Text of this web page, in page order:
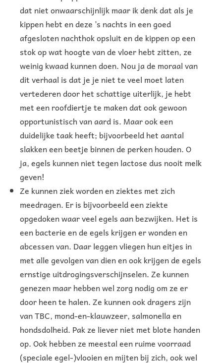
dat niet onwaarschijnlijk maar ik denk dat als je
kippen hebt en deze ’s nachts in een goed
afgesloten nachthok opsluit en de kippen op een
stok op wat hoogte van de vloer hebt zitten, ze
weinig kwaad kunnen doen. Nou ja de moraal van
dit verhaal is dat je je niet te veel moet laten
vertederen door het schattige uiterlijk, je hebt
met een roofdiertje te maken dat ook gewoon
opportunistisch van aard is. Maar ook een
duidelijke taak heeft; bijvoorbeeld het aantal
slakken een beetje binnen de perken houden. O
ja, egels kunnen niet tegen lactose dus nooit melk
geven!
Ze kunnen ziek worden en ziektes met zich
meedragen. Er is bijvoorbeeld een ziekte
opgedoken waar veel egels aan bezwijken. Het is
een bacterie en de egels krijgen er wonden en
abcessen van. Daar leggen vliegen hun eitjes in
met alle gevolgen van dien en ook krijgen de egels
ernstige uitdrogingsverschijnselen. Ze kunnen
genezen maar hebben wel zorg nodig om ze er
door heen te halen. Ze kunnen ook dragers zijn
van TBC, mond-en-klauwzeer, salmonella en
hondsdolheid. Pak ze liever niet met blote handen
op. Ook hebben ze meestal een ruime voorraad
(speciale egel-)vlooien en mijten bij zich, ook wel